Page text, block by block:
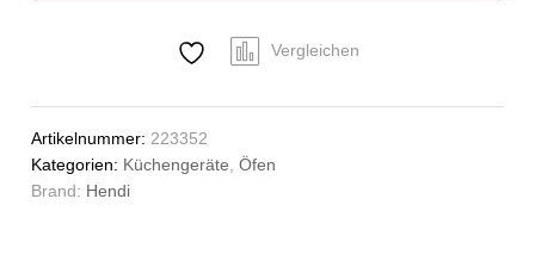
Vergleichen
Artikelnummer:223352
Kategorien: Küchengeräte,Öfen
Brand: Hendi